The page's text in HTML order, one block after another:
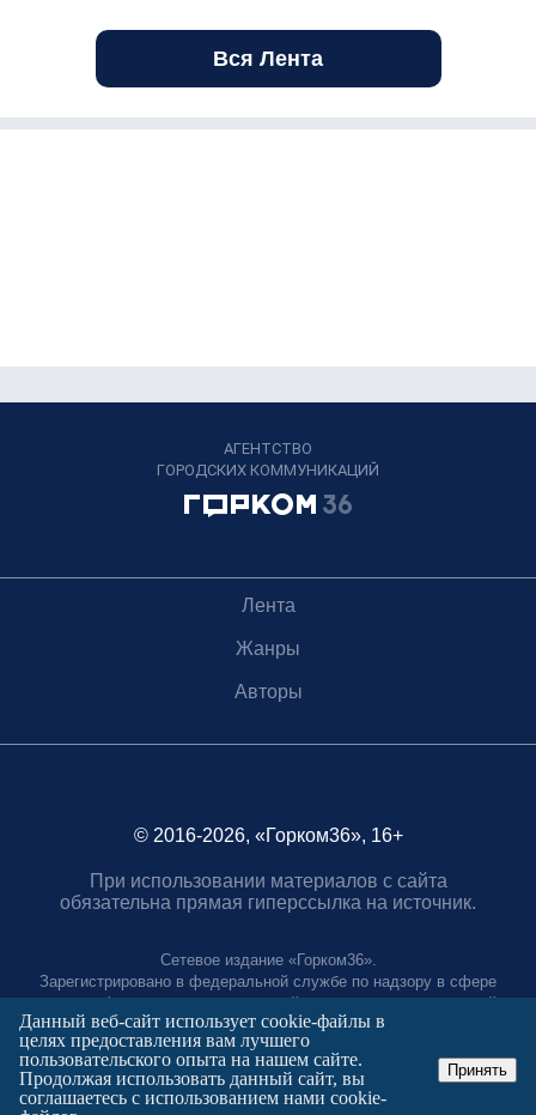
Вся Лента
АГЕНТСТВО
ГОРОДСКИХ КОММУНИКАЦИЙ
Лента
Жанры
Авторы
© 2016-2026, «Горком36», 16+
При использовании материалов с сайта
обязательна прямая гиперссылка на источник.
Сетевое издание «Горком36».
Зарегистрировано в федеральной службе по надзору в сфере
связи, информационных технологий и массовых коммуникаций.
Регистрационный номер ЭЛ № ФС77-88966 от 21 января 2025 г.
Учредитель: Муниципальное автономное учреждение "Агентство
городских коммуникаций"
Главный редактор:
Данный веб-сайт использует cookie-файлы в
целях предоставления вам лучшего
пользовательского опыта на нашем сайте.
Продолжая использовать данный сайт, вы
соглашаетесь с использованием нами cookie-
Принять